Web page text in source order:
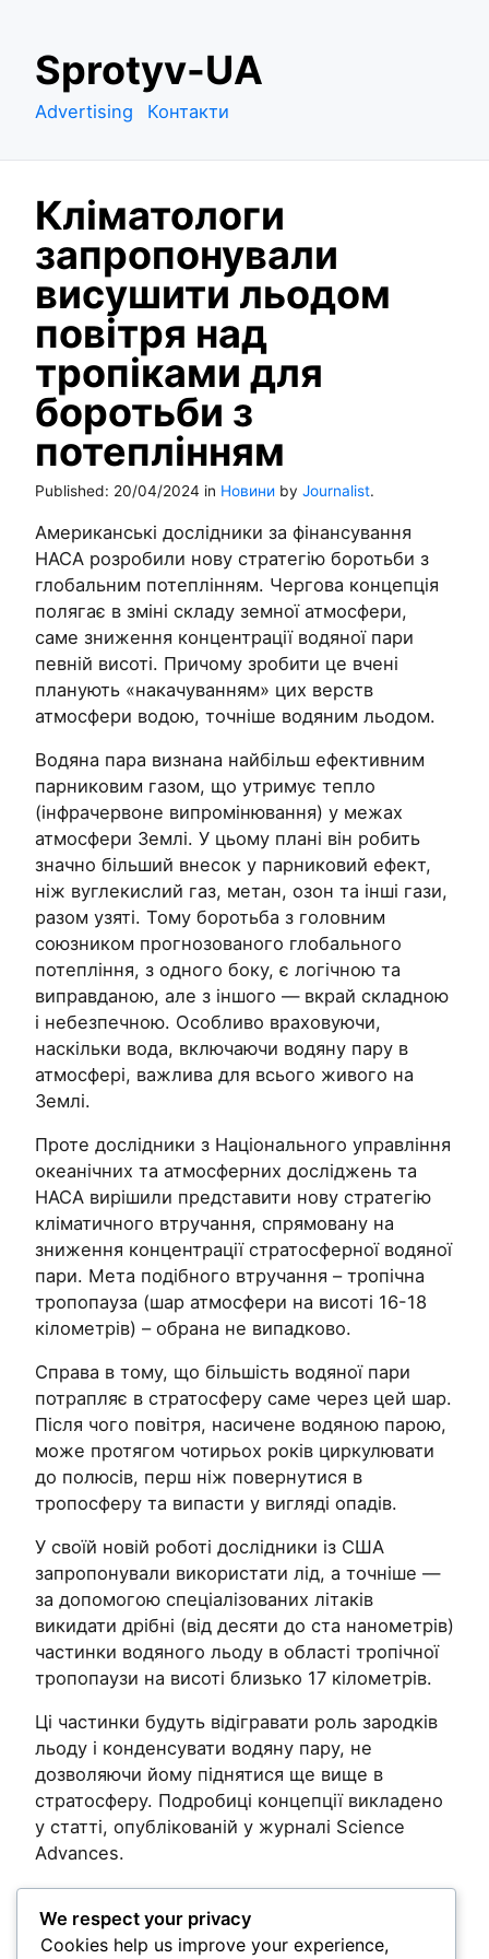
k
c
o
n
t
e
n
t
Sprotyv-UA
Advertising Контакти
Кліматологи
запропонували
висушити льодом
повітря над
тропіками для
боротьби з
потеплінням
Published: 20/04/2024 in Новини by Journalist.
Американські дослідники за фінансування
НАСА розробили нову стратегію боротьби з
глобальним потеплінням. Чергова концепція
полягає в зміні складу земної атмосфери,
саме зниження концентрації водяної пари
певній висоті. Причому зробити це вчені
планують «накачуванням» цих верств
атмосфери водою, точніше водяним льодом.
Водяна пара визнана найбільш ефективним
парниковим газом, що утримує тепло
(інфрачервоне випромінювання) у межах
атмосфери Землі. У цьому плані він робить
значно більший внесок у парниковий ефект,
ніж вуглекислий газ, метан, озон та інші гази,
разом узяті. Тому боротьба з головним
союзником прогнозованого глобального
потепління, з одного боку, є логічною та
виправданою, але з іншого — вкрай складною
і небезпечною. Особливо враховуючи,
наскільки вода, включаючи водяну пару в
атмосфері, важлива для всього живого на
Землі.
Проте дослідники з Національного управління
океанічних та атмосферних досліджень та
НАСА вирішили представити нову стратегію
кліматичного втручання, спрямовану на
зниження концентрації стратосферної водяної
пари. Мета подібного втручання – тропічна
тропопауза (шар атмосфери на висоті 16-18
кілометрів) – обрана не випадково.
Справа в тому, що більшість водяної пари
потрапляє в стратосферу саме через цей шар.
Після чого повітря, насичене водяною парою,
може протягом чотирьох років циркулювати
до полюсів, перш ніж повернутися в
тропосферу та випасти у вигляді опадів.
У своїй новій роботі дослідники із США
запропонували використати лід, а точніше —
за допомогою спеціалізованих літаків
викидати дрібні (від десяти до ста нанометрів)
частинки водяного льоду в області тропічної
тропопаузи на висоті близько 17 кілометрів.
Ці частинки будуть відігравати роль зародків
льоду і конденсувати водяну пару, не
дозволяючи йому піднятися ще вище в
стратосферу. Подробиці концепції викладено
у статті, опублікованій у журналі Science
Advances.
Related
We respect your privacy
Cookies help us improve your experience,